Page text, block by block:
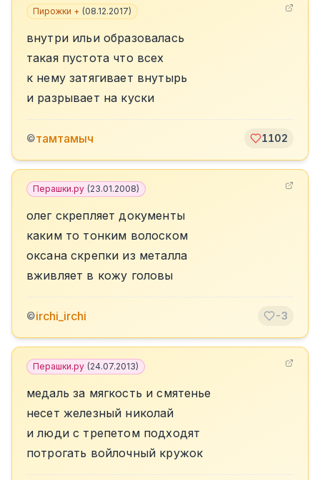
Пирожки + (08.12.2017)
внутри ильи образовалась
такая пустота что всех
к нему затягивает внутырь
и разрывает на куски
©тамтамыч 1102
Перашки.ру (23.01.2008)
олег скрепляет документы
каким то тонким волоском
оксана скрепки из металла
вживляет в кожу головы
©irchi_irchi -3
Перашки.ру (24.07.2013)
медаль за мягкость и смятенье
несет железный николай
и люди с трепетом подходят
потрогать войлочный кружок